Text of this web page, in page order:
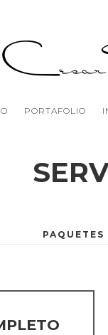
PORTAFOLIO
PAQUETES